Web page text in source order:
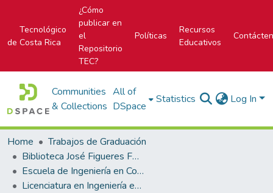
Tecnológico
de Costa Rica
¿Cómo
publicar en
el
Repositorio
TEC?
Políticas
Recursos
Educativos
Communities
& Collections
All of
DSpace
Statistics Log In
Home
Trabajos de Graduación
Biblioteca José Figueres Ferrer
Escuela de Ingeniería en Construcción
Licenciatura en Ingeniería en Construcción